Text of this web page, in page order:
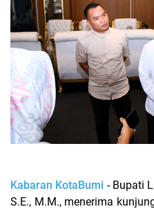
Kabaran KotaBumi - Bupati
S.E., M.M., menerima